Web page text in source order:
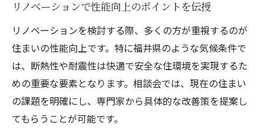
リノベーションで性能向上のポイントを伝授
リノベーションを検討する際、多くの方が重視するのが
住まいの性能向上です。特に福井県のような気候条件で
は、断熱性や耐震性は快適で安全な住環境を実現するた
めの重要な要素となります。相談会では、現在の住まい
の課題を明確にし、専門家から具体的な改善策を提案し
てもらうことが可能です。